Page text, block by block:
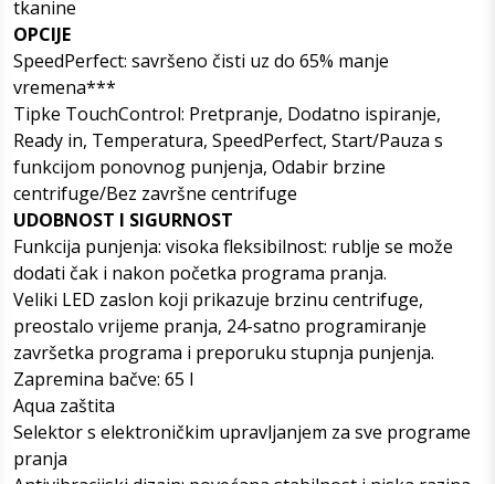
tkanine
OPCIJE
SpeedPerfect: savršeno čisti uz do 65% manje
vremena***
Tipke TouchControl: Pretpranje, Dodatno ispiranje,
Ready in, Temperatura, SpeedPerfect, Start/Pauza s
funkcijom ponovnog punjenja, Odabir brzine
centrifuge/Bez završne centrifuge
UDOBNOST I SIGURNOST
Funkcija punjenja: visoka fleksibilnost: rublje se može
dodati čak i nakon početka programa pranja.
Veliki LED zaslon koji prikazuje brzinu centrifuge,
preostalo vrijeme pranja, 24-satno programiranje
završetka programa i preporuku stupnja punjenja.
Zapremina bačve: 65 l
Aqua zaštita
Selektor s elektroničkim upravljanjem za sve programe
pranja